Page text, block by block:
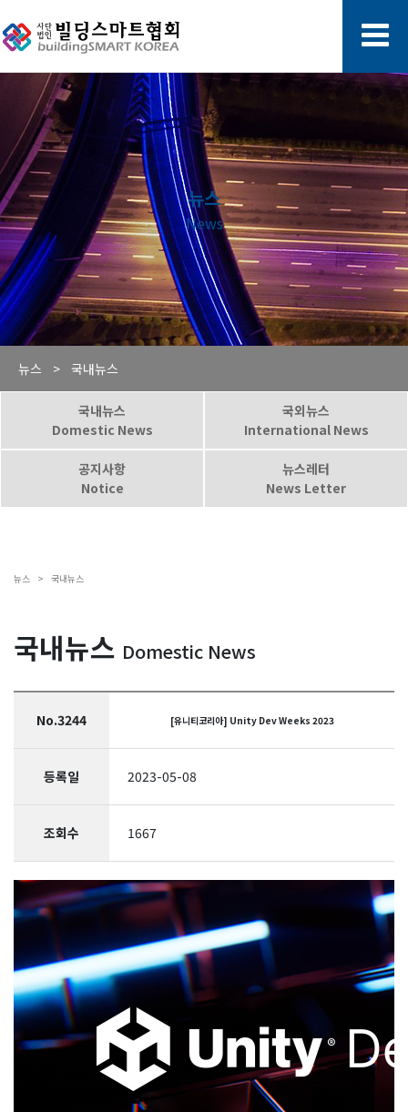
뉴스
News
뉴스 > 국내뉴스
국내뉴스
Domestic News
국외뉴스
International News
공지사항
Notice
뉴스레터
News Letter
뉴스 > 국내뉴스
국내뉴스 Domestic News
No.3244 [유니티코리아] Unity Dev Weeks 2023
등록일 2023-05-08
조회수 1667